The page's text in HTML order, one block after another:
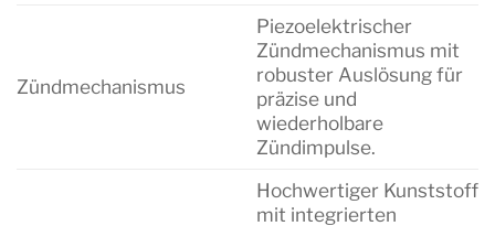
Zündmechanismus
Piezoelektrischer
Zündmechanismus mit
robuster Auslösung für
präzise und
wiederholbare
Zündimpulse.
Hochwertiger Kunststoff
mit integrierten